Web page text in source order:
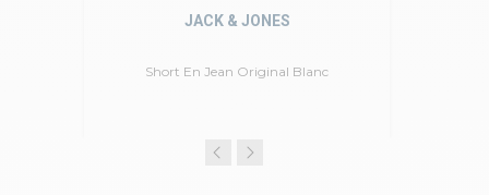
Short En Jean Original Blanc
JACK & JONES